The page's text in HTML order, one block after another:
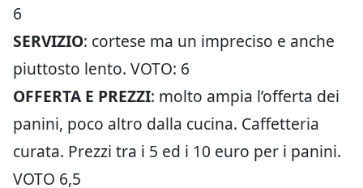
6
SERVIZIO: cortese ma un impreciso e anche
piuttosto lento. VOTO: 6
OFFERTA E PREZZI: molto ampia l’offerta dei
panini, poco altro dalla cucina. Caffetteria
curata. Prezzi tra i 5 ed i 10 euro per i panini.
VOTO 6,5